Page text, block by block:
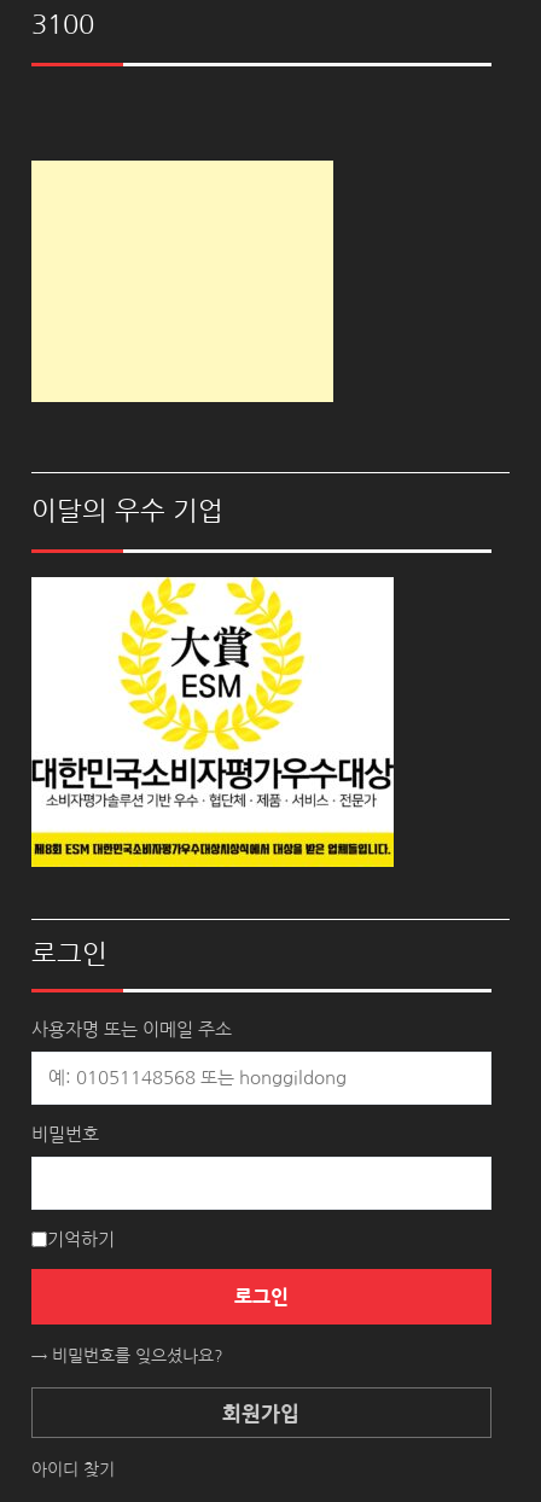
3100
이달의 우수 기업
로그인
사용자명 또는 이메일 주소
비밀번호
기억하기
로그인
→ 비밀번호를 잊으셨나요?
회원가입
아이디 찾기